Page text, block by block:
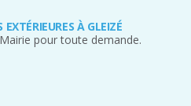
À GLEIZÉ
pour toute demande.